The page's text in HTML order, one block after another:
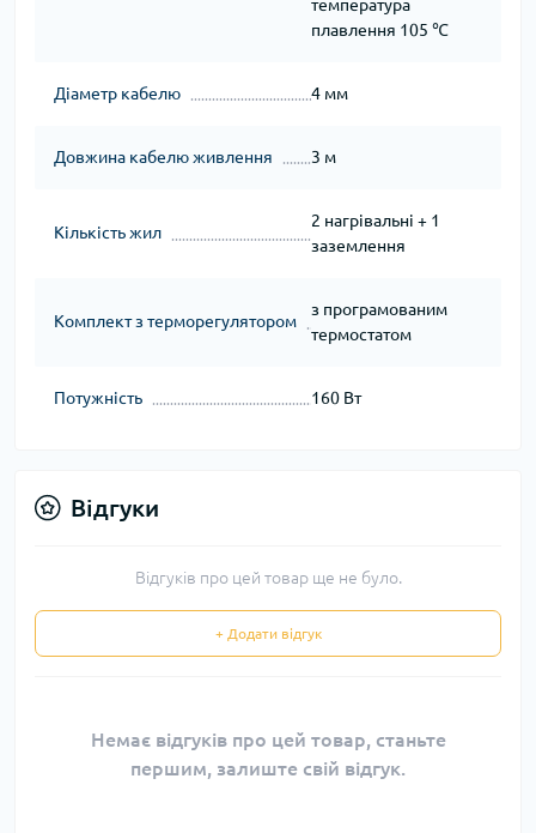
температура
плавлення 105 ℃
Діаметр кабелю 4 мм
Довжина кабелю живлення 3 м
Кількість жил
2 нагрівальні + 1
заземлення
Комплект з терморегулятором
з програмованим
термостатом
Потужність 160 Вт
Відгуки
Відгуків про цей товар ще не було.
+ Додати відгук
Немає відгуків про цей товар, станьте
першим, залиште свій відгук.